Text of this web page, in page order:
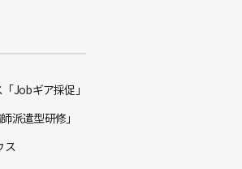
Jobギア採促」
派遣型研修」
ス